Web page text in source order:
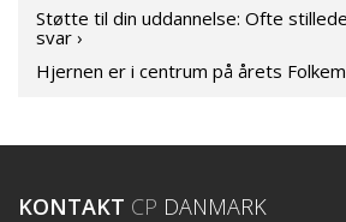
Støtte til din uddannelse: Ofte
svar ›
Hjernen er i centrum på årets
KONTAKT CP DANMARK